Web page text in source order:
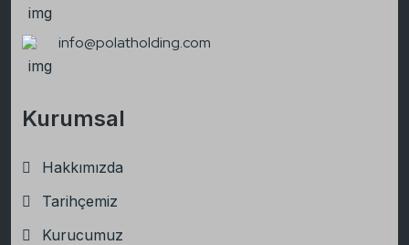
info@polatholding.com
Kurumsal
Hakkımızda
Tarihçemiz
Kurucumuz